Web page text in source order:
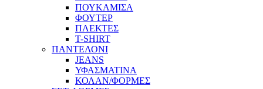
ΠΟΥΚΑΜΙΣΑ
ΦΟΥΤΕΡ
ΠΛΕΚΤΕΣ
T-SHIRT
ΠΑΝΤΕΛΟΝΙ
JEANS
ΥΦΑΣΜΑΤΙΝΑ
ΚΟΛΑΝ/ΦΟΡΜΕΣ